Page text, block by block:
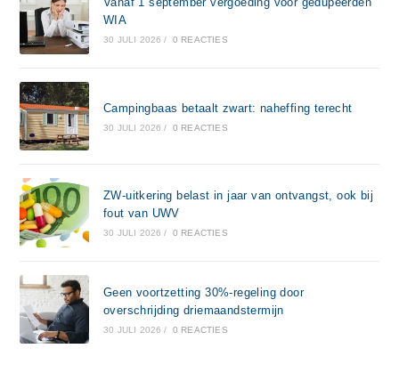
WIA
30 JULI 2026 / 0 REACTIES
Campingbaas betaalt zwart: naheffing terecht
30 JULI 2026 / 0 REACTIES
ZW-uitkering belast in jaar van ontvangst, ook bij
fout van UWV
30 JULI 2026 / 0 REACTIES
Geen voortzetting 30%-regeling door
overschrijding driemaandstermijn
30 JULI 2026 / 0 REACTIES